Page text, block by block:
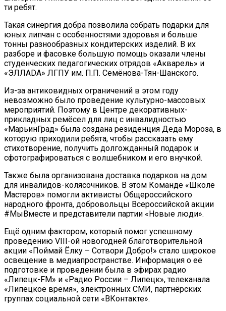
ти ребят.
Такая синергия добра позволила собрать подарки для
юных липчан с особенностями здоровья и больше
тонны разнообразных кондитерских изделий. В их
разборе и фасовке большую помощь оказали члены
студенческих педагогических отрядов «Акварель» и
«ЭЛЛАDА» ЛГПУ им. П.П. Семёнова-Тян-Шанского.
Из-за антиковидных ограничений в этом году
невозможно было проведение культурно-массовых
мероприятий. Поэтому в Центре декоративных-
прикладных ремёсел для лиц с инвалидностью
«МарьинГрад» была создана резиденция Деда Мороза, в
которую приходили ребята, чтобы рассказать ему
стихотворение, получить долгожданный подарок и
сфотографироваться с волшебником и его внучкой.
Также была организована доставка подарков на дом
для инвалидов-колясочников. В этом Команде «Школе
Мастеров» помогли активисты Общероссийского
народного фронта, добровольцы Всероссийской акции
#МыВместе и представители партии «Новые люди».
Ещё одним фактором, который помог успешному
проведению VIII-ой новогодней благотворительной
акции «Поймай Ёлку – Сотвори Добро!» стало широкое
освещение в медиапространстве. Информация о её
подготовке и проведении была в эфирах радио
«Липецк-FM» и «Радио России – Липецк», телеканала
«Липецкое время», электронных СМИ, партнёрских
группах социальной сети «ВКонтакте».